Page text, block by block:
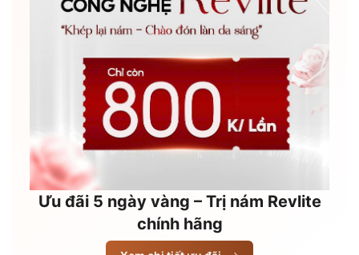
Ưu đãi 5 ngày vàng – Trị nám Revlite
chính hãng